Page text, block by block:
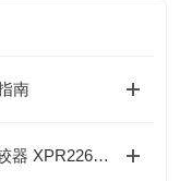
南
瑞士梅特勒METTLER TOLEDO质量比较器 XPR226CDR的特点